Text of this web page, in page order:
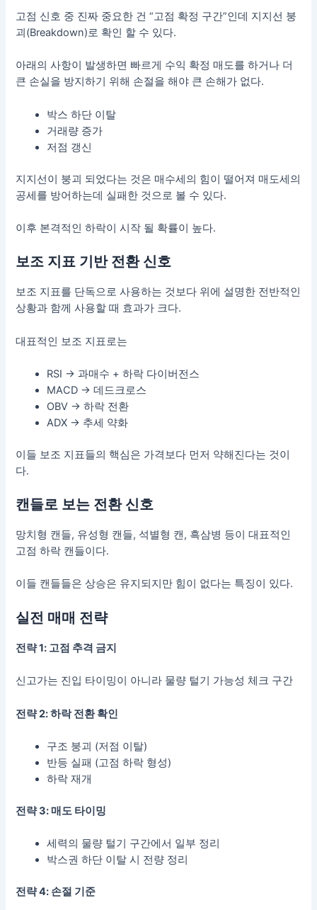
고점 신호 중 진짜 중요한 건 “고점 확정 구간”인데 지지선 붕
괴(Breakdown)로 확인 할 수 있다.
아래의 사항이 발생하면 빠르게 수익 확정 매도를 하거나 더
큰 손실을 방지하기 위해 손절을 해야 큰 손해가 없다.
박스 하단 이탈
거래량 증가
저점 갱신
지지선이 붕괴 되었다는 것은 매수세의 힘이 떨어져 매도세의
공세를 방어하는데 실패한 것으로 볼 수 있다.
이후 본격적인 하락이 시작 될 확률이 높다.
보조 지표 기반 전환 신호
보조 지표를 단독으로 사용하는 것보다 위에 설명한 전반적인
상황과 함께 사용할 때 효과가 크다.
대표적인 보조 지표로는
RSI → 과매수 + 하락 다이버전스
MACD → 데드크로스
OBV → 하락 전환
ADX → 추세 약화
이들 보조 지표들의 핵심은 가격보다 먼저 약해진다는 것이
다.
캔들로 보는 전환 신호
망치형 캔들, 유성형 캔들, 석별형 캔, 흑삼병 등이 대표적인
고점 하락 캔들이다.
이들 캔들들은 상승은 유지되지만 힘이 없다는 특징이 있다.
실전 매매 전략
전략 1: 고점 추격 금지
신고가는 진입 타이밍이 아니라 물량 털기 가능성 체크 구간
전략 2: 하락 전환 확인
구조 붕괴 (저점 이탈)
반등 실패 (고점 하락 형성)
하락 재개
전략 3: 매도 타이밍
세력의 물량 털기 구간에서 일부 정리
박스권 하단 이탈 시 전량 정리
전략 4: 손절 기준